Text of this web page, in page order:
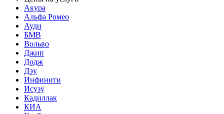
Акура
Альфа Ромео
Ауди
БМВ
Вольво
Джип
Додж
Дэу
Инфинити
Исузу
Кадиллак
КИА